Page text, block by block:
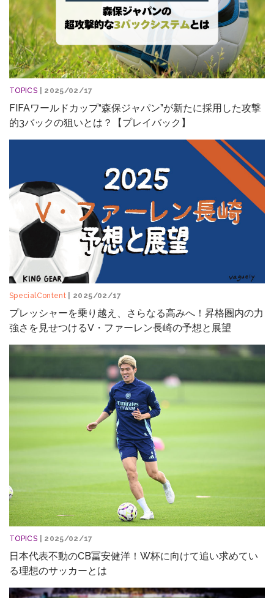
TOPICS | 2025/02/17
FIFAワールドカップ“森保ジャパン”が新たに採用した攻撃
的3バックの狙いとは？【プレイバック】
SpecialContent | 2025/02/17
プレッシャーを乗り越え、さらなる高みへ！昇格圏内の力
強さを見せつけるV・ファーレン長崎の予想と展望
TOPICS | 2025/02/17
日本代表不動のCB冨安健洋！W杯に向けて追い求めてい
る理想のサッカーとは